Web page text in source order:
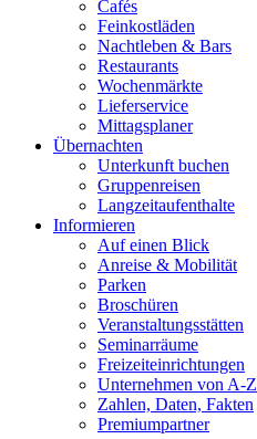
Cafés
Feinkostläden
Nachtleben & Bars
Restaurants
Wochenmärkte
Lieferservice
Mittagsplaner
Übernachten
Unterkunft buchen
Gruppenreisen
Langzeitaufenthalte
Informieren
Auf einen Blick
Anreise & Mobilität
Parken
Broschüren
Veranstaltungsstätten
Seminarräume
Freizeiteinrichtungen
Unternehmen von A-Z
Zahlen, Daten, Fakten
Premiumpartner